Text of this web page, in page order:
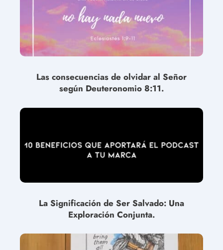
Las consecuencias de olvidar al Señor
según Deuteronomio 8:11.
La Significación de Ser Salvado: Una
Exploración Conjunta.